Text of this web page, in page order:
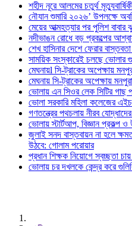
শহীদ নূরে আলমের চতুর্থ
নৌযান শুমারি ২০২৬’ উপলক্ষে
মেয়ের আত্মহত্যার পর পুলিশ
নদীভাঙন রোধে বড় প্রকল্পের
শেখ হাসিনার দেশে ফেরার
সাময়িক সংস্কারেই চলছে
মেঘনায়l সি-ট্রাকের অপেক্ষায়
মেঘনায় সি-ট্রাকের অপেক্ষায়
ভোলায় এন সিওর লেক সিটির গাছ
ভোলা সরকারি মহিলা কলেজের
গণতন্ত্রের পথচলায় নীরব
ভোলায় স্টার্টআপ, বিজ্ঞান প্রকল্প ও
জুলাই সনদ বাস্তবায়ন না হলে
উঠবে: গোলাম পরোয়ার
প্রধান শিক্ষক নিয়োগে স্বচ্ছতা
ভোলায় চর দখলকে কেন্দ্র করে